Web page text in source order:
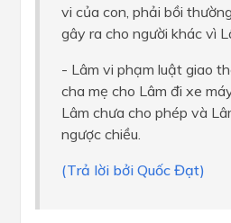
vi của con, phải bồi
gây ra cho người khác vì
- Lâm vi phạm luật giao
cha mẹ cho Lâm đi xe
Lâm chưa cho phép và
ngược chiều.
(Trả lời bởi Quốc Đạt)